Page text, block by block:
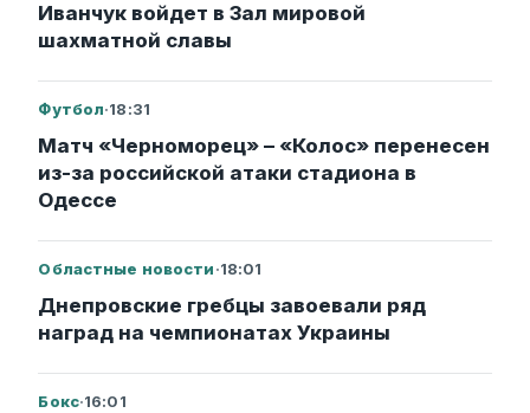
Иванчук войдет в Зал мировой
шахматной славы
Футбол·18:31
Матч «Черноморец» – «Колос» перенесен
из-за российской атаки стадиона в
Одессе
Областные новости·18:01
Днепровские гребцы завоевали ряд
наград на чемпионатах Украины
Бокс·16:01